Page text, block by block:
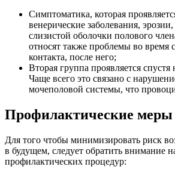
Симптоматика, которая
венерические заболевания,
слизистой оболочки полового
относят также проблемы во время
контакта, после него;
Вторая группа проявляется спустя
Чаще всего это связано с
мочеполовой системы, что
Профилактические меры
Для того чтобы минимизировать риск
в будущем, следует обратить внимание
профилактических процедур: